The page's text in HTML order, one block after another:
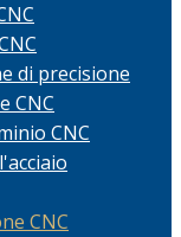
di precisione
CNC
CNC
CNC